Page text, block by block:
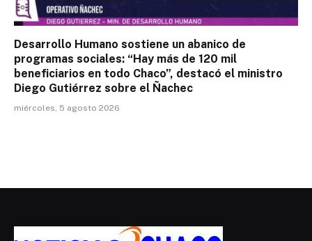
Desarrollo Humano sostiene un abanico de
programas sociales: “Hay más de 120 mil
beneficiarios en todo Chaco”, destacó el ministro
Diego Gutiérrez sobre el Ñachec
miércoles, 5 agosto 2026